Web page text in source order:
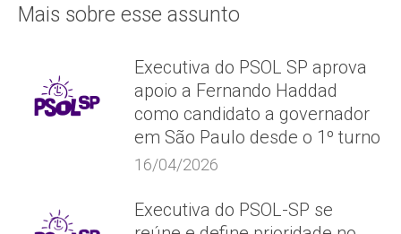
Mais sobre esse assunto
Executiva do PSOL SP aprova
apoio a Fernando Haddad
como candidato a governador
em São Paulo desde o 1º turno
16/04/2026
Executiva do PSOL-SP se